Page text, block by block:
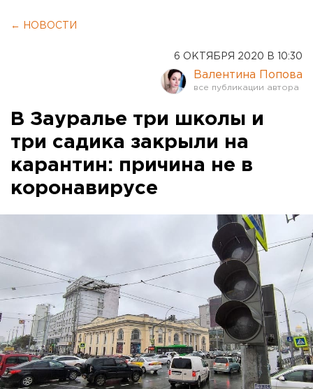
← НОВОСТИ
6 ОКТЯБРЯ 2020 В 10:30
Валентина Попова
В Зауралье три школы и
три садика закрыли на
карантин: причина не в
коронавирусе